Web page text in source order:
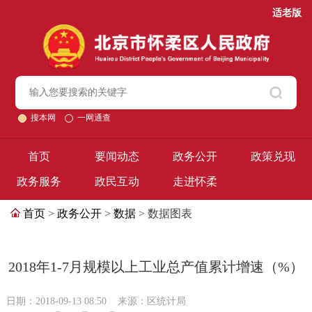
适老版
搜本网 一网通查
首页 要闻动态 政务公开 政策兑现
政务服务 政民互动 走进怀柔
首页 > 政务公开 > 数据 > 数据图表
2018年1-7月规模以上工业总产值累计增速（%）
日期：2018-09-13 08:50 来源：区统计局